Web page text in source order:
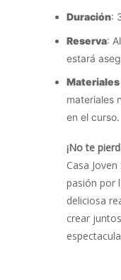
Duración:
Reserva:
estará
materiales
en el curso.
¡No te
Casa
pasión por
deliciosa
crear